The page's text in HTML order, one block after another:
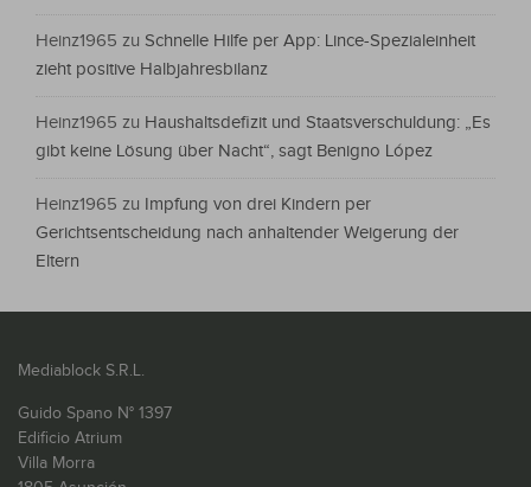
Heinz1965 zu Schnelle Hilfe per App: Lince-Spezialeinheit
zieht positive Halbjahresbilanz
Heinz1965 zu Haushaltsdefizit und Staatsverschuldung: „Es
gibt keine Lösung über Nacht“, sagt Benigno López
Heinz1965 zu Impfung von drei Kindern per
Gerichtsentscheidung nach anhaltender Weigerung der
Eltern
Mediablock S.R.L.
Guido Spano N° 1397
Edificio Atrium
Villa Morra